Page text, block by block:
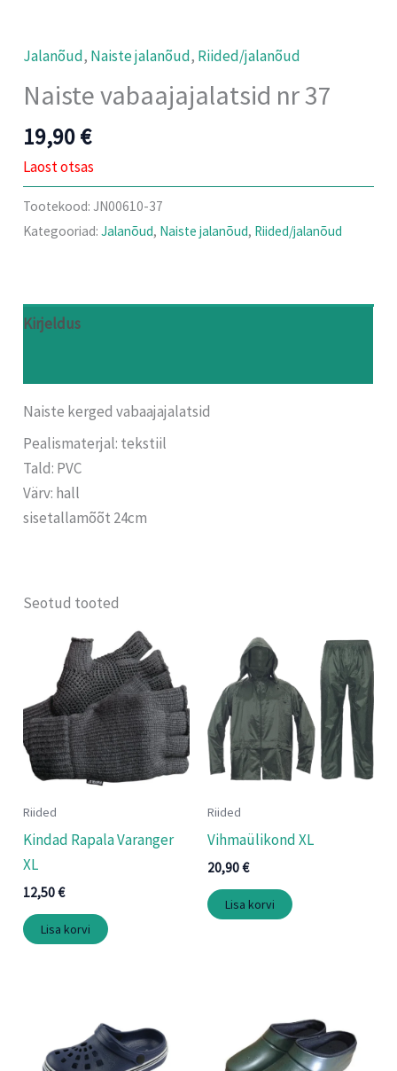
Jalanõud, Naiste jalanõud, Riided/jalanõud
Naiste vabaajajalatsid nr 37
19,90€
Laost otsas
Tootekood:JN00610-37
Kategooriad:Jalanõud, Naiste jalanõud, Riided/jalanõud
Kirjeldus
Naiste kerged vabaajajalatsid
Pealismaterjal: tekstiil
Tald: PVC
Värv: hall
sisetallamõõt 24cm
Seotud tooted
Riided
Kindad Rapala Varanger
XL
12,50€
Lisa korvi
Riided
Vihmaülikond XL
20,90€
Lisa korvi